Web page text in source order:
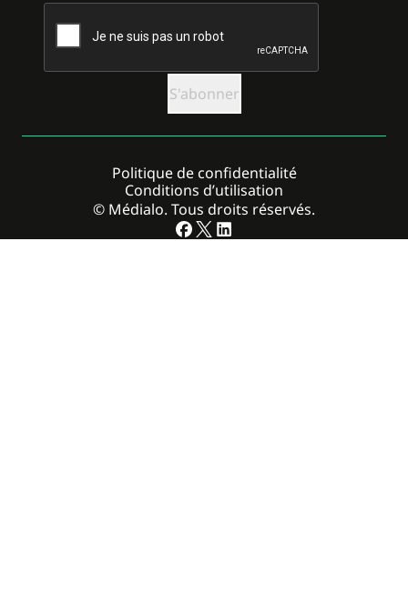
© Médialo. Tous droits réservés.
Politique de confidentialité
Conditions d’utilisation